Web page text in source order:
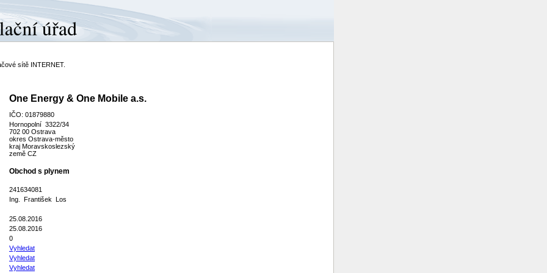
sítě INTERNET.
One Energy & One Mobile a.s.
IČO: 01879880
Hornopolní 3322/34
702 00 Ostrava
okres Ostrava-město
kraj Moravskoslezský
země CZ
Obchod s plynem
241634081
Ing. František Los
25.08.2016
25.08.2016
0
Vyhledat
Vyhledat
Vyhledat